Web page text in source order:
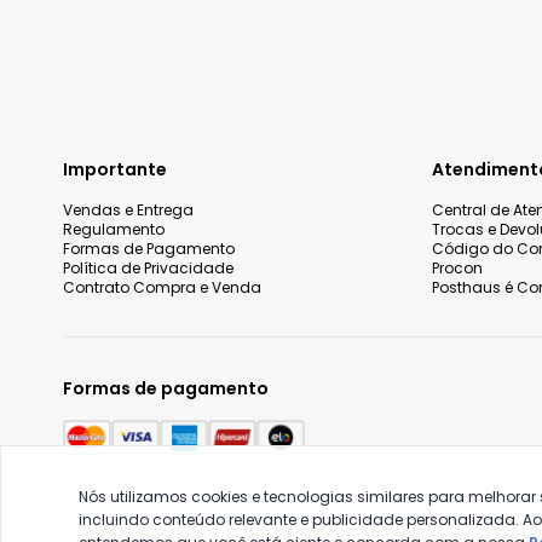
Importante
Vendas e Entrega
Regulamento
Formas de Pagamento
Política de Privacidade
Contrato Compra e Venda
Central de
Trocas e
Código do
Procon
Posthaus é
Formas de pagamento
Nós utilizamos cookies e tecnologias similares para
incluindo conteúdo relevante e publicidade personalizada.